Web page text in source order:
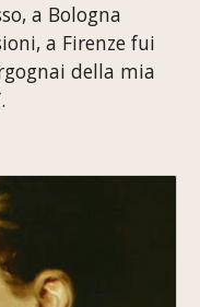
a Bologna
a Firenze fui
della mia